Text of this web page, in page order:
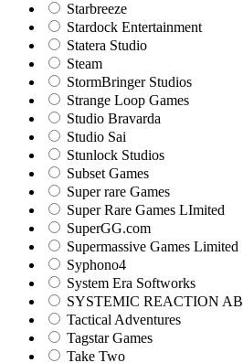
Starbreeze
Stardock Entertainment
Statera Studio
Steam
StormBringer Studios
Strange Loop Games
Studio Bravarda
Studio Sai
Stunlock Studios
Subset Games
Super rare Games
Super Rare Games LImited
SuperGG.com
Supermassive Games Limited
Syphono4
System Era Softworks
SYSTEMIC REACTION AB
Tactical Adventures
Tagstar Games
Take Two